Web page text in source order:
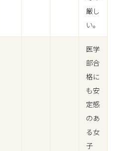
厳し
い。
医学
部合
格に
も安
定感
のあ
る女
子